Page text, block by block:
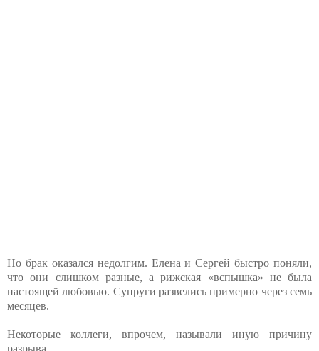
Но брак оказался недолгим. Елена и Сергей быстро поняли,
что они слишком разные, а рижская «вспышка» не была
настоящей любовью. Супруги развелись примерно через семь
месяцев.
Некоторые коллеги, впрочем, называли иную причину
разрыва.